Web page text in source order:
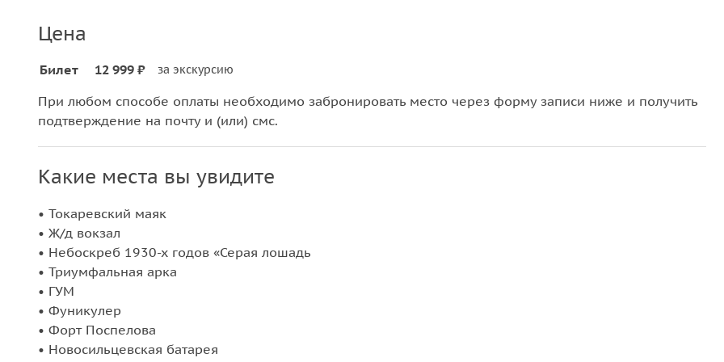
Цена
Билет 12 999 ₽ за экскурсию
При любом способе оплаты необходимо забронировать место через форму записи ниже и получить
подтверждение на почту и (или) смс.
Какие места вы увидите
• Токаревский маяк
• Ж/д вокзал
• Небоскреб 1930-х годов «Серая лошадь
• Триумфальная арка
• ГУМ
• Фуникулер
• Форт Поспелова
• Новосильцевская батарея